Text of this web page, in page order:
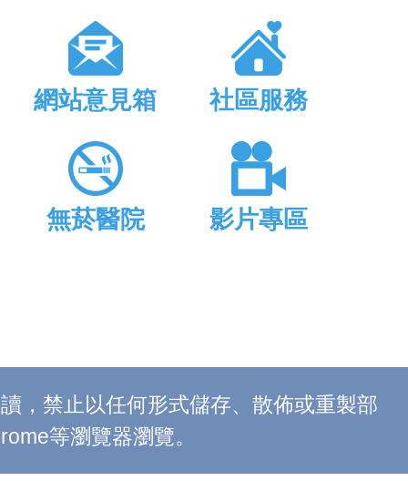
網站意見箱 社區服務
無菸醫院 影片專區
，禁止以任何形式儲存、散佈或重製部
等瀏覽器瀏覽。